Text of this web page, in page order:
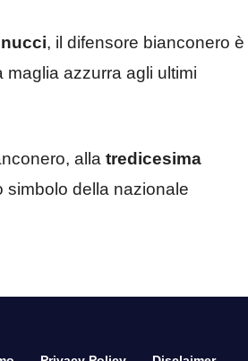
, il difensore bianconero è
azzurra agli ultimi
alla tredicesima
simbolo della nazionale